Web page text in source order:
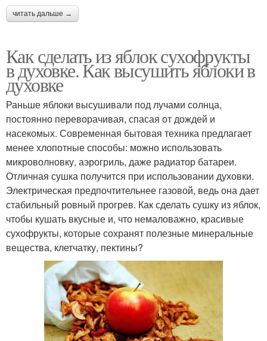
читать дальше →
Как сделать из яблок сухофрукты
в духовке. Как высушить яблоки в
духовке
Раньше яблоки высушивали под лучами солнца,
постоянно переворачивая, спасая от дождей и
насекомых. Современная бытовая техника предлагает
менее хлопотные способы: можно использовать
микроволновку, аэрогриль, даже радиатор батареи.
Отличная сушка получится при использовании духовки.
Электрическая предпочтительнее газовой, ведь она дает
стабильный ровный прогрев. Как сделать сушку из яблок,
чтобы кушать вкусные и, что немаловажно, красивые
сухофрукты, которые сохранят полезные минеральные
вещества, клетчатку, пектины?